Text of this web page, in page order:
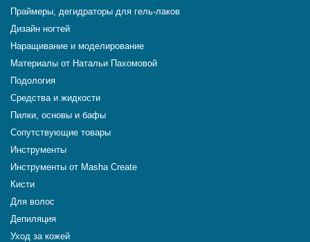
Праймеры, дегидраторы для гель-лаков
Дизайн ногтей
Наращивание и моделирование
Материалы от Натальи Пахомовой
Подология
Средства и жидкости
Пилки, основы и бафы
Сопутствующие товары
Инструменты
Инструменты от Masha Create
Кисти
Для волос
Депиляция
Уход за кожей